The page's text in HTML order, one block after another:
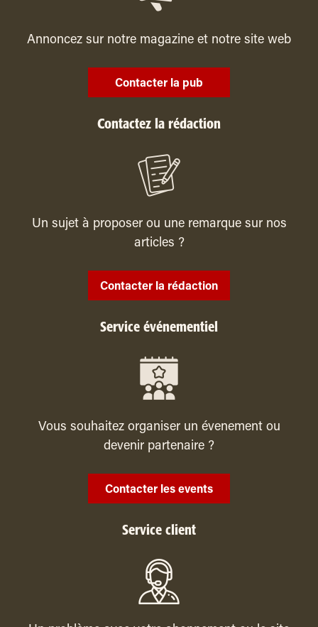
Annoncez sur notre magazine et notre site web
Contacter la pub
Contactez la rédaction
Un sujet à proposer ou une remarque sur nos
articles ?
Contacter la rédaction
Service événementiel
Vous souhaitez organiser un évenement ou
devenir partenaire ?
Contacter les events
Service client